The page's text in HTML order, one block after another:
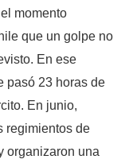
momento
que un golpe no
En ese
pasó 23 horas de
En junio,
regimientos de
organizaron una